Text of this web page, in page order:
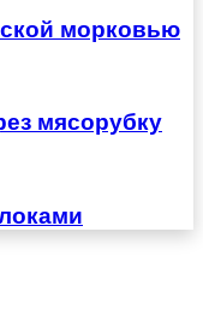
морковью
мясорубку